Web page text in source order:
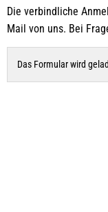
Die verbindliche
Mail von uns. Bei
Das Formular wird